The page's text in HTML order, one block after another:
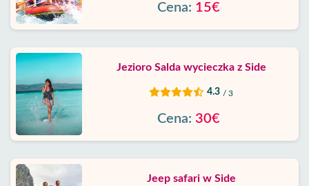
Cena: 15€
Jezioro Salda wycieczka z Side
4.3 / 3
Cena: 30€
Jeep safari w Side